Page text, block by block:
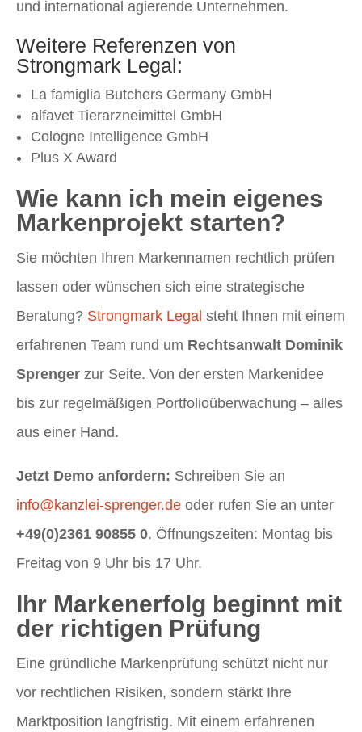
und international agierende Unternehmen.
Weitere Referenzen von
Strongmark Legal:
La famiglia Butchers Germany GmbH
alfavet Tierarzneimittel GmbH
Cologne Intelligence GmbH
Plus X Award
Wie kann ich mein eigenes
Markenprojekt starten?
Sie möchten Ihren Markennamen rechtlich prüfen
lassen oder wünschen sich eine strategische
Beratung? Strongmark Legal steht Ihnen mit einem
erfahrenen Team rund um Rechtsanwalt Dominik
Sprenger zur Seite. Von der ersten Markenidee
bis zur regelmäßigen Portfolioüberwachung – alles
aus einer Hand.
Jetzt Demo anfordern: Schreiben Sie an
info@kanzlei-sprenger.de oder rufen Sie an unter
+49(0)2361 90855 0. Öffnungszeiten: Montag bis
Freitag von 9 Uhr bis 17 Uhr.
Ihr Markenerfolg beginnt mit
der richtigen Prüfung
Eine gründliche Markenprüfung schützt nicht nur
vor rechtlichen Risiken, sondern stärkt Ihre
Marktposition langfristig. Mit einem erfahrenen